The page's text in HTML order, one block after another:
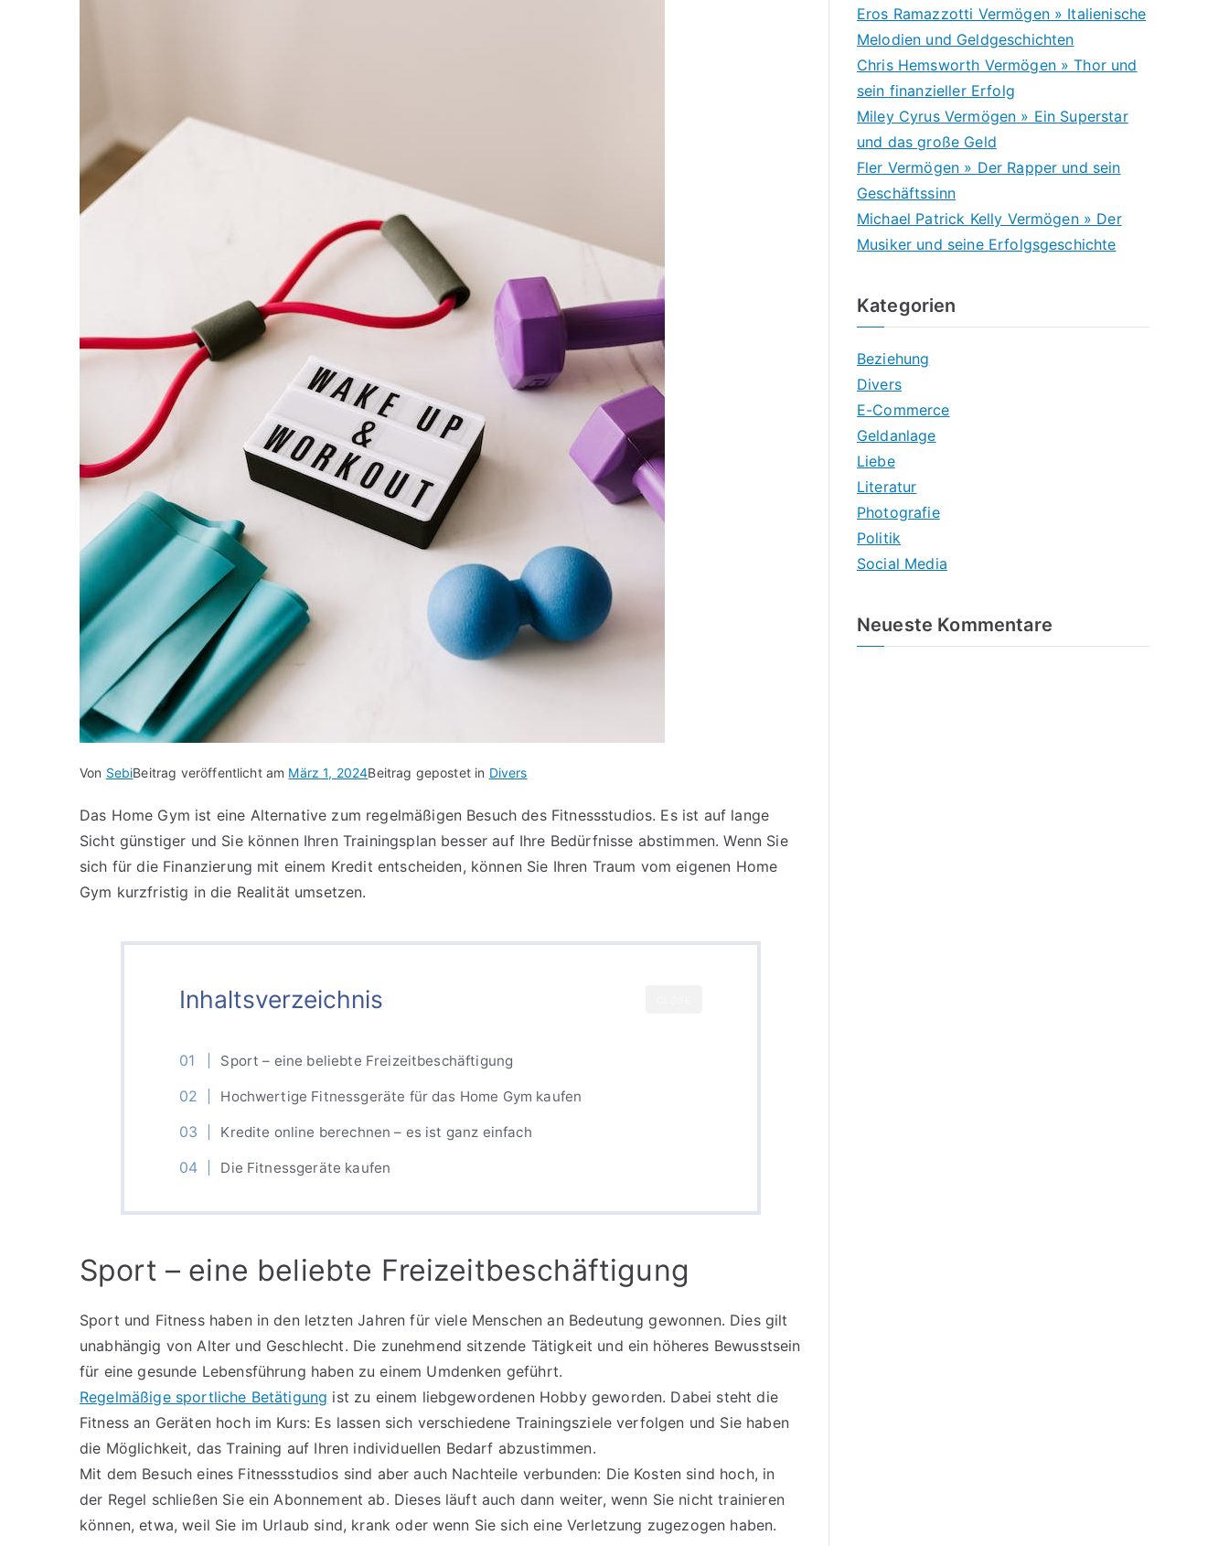
Von SebiBeitrag veröffentlicht am März 1, 2024Beitrag gepostet in Divers
Das Home Gym ist eine Alternative zum regelmäßigen Besuch des Fitnessstudios. Es ist auf lange
Sicht günstiger und Sie können Ihren Trainingsplan besser auf Ihre Bedürfnisse abstimmen. Wenn Sie
sich für die Finanzierung mit einem Kredit entscheiden, können Sie Ihren Traum vom eigenen Home
Gym kurzfristig in die Realität umsetzen.
Inhaltsverzeichnis
Sport – eine beliebte Freizeitbeschäftigung
Hochwertige Fitnessgeräte für das Home Gym kaufen
Kredite online berechnen – es ist ganz einfach
Die Fitnessgeräte kaufen
Sport – eine beliebte Freizeitbeschäftigung
Sport und Fitness haben in den letzten Jahren für viele Menschen an Bedeutung gewonnen. Dies gilt
unabhängig von Alter und Geschlecht. Die zunehmend sitzende Tätigkeit und ein höheres Bewusstsein
für eine gesunde Lebensführung haben zu einem Umdenken geführt.
Regelmäßige sportliche Betätigung ist zu einem liebgewordenen Hobby geworden. Dabei steht die
Fitness an Geräten hoch im Kurs: Es lassen sich verschiedene Trainingsziele verfolgen und Sie haben
die Möglichkeit, das Training auf Ihren individuellen Bedarf abzustimmen.
Mit dem Besuch eines Fitnessstudios sind aber auch Nachteile verbunden: Die Kosten sind hoch, in
der Regel schließen Sie ein Abonnement ab. Dieses läuft auch dann weiter, wenn Sie nicht trainieren
können, etwa, weil Sie im Urlaub sind, krank oder wenn Sie sich eine Verletzung zugezogen haben.
Eros Ramazzotti Vermögen » Italienische
Melodien und Geldgeschichten
Chris Hemsworth Vermögen » Thor und
sein finanzieller Erfolg
Miley Cyrus Vermögen » Ein Superstar
und das große Geld
Fler Vermögen » Der Rapper und sein
Geschäftssinn
Michael Patrick Kelly Vermögen » Der
Musiker und seine Erfolgsgeschichte
Kategorien
Beziehung
Divers
E-Commerce
Geldanlage
Liebe
Literatur
Photografie
Politik
Social Media
Neueste Kommentare